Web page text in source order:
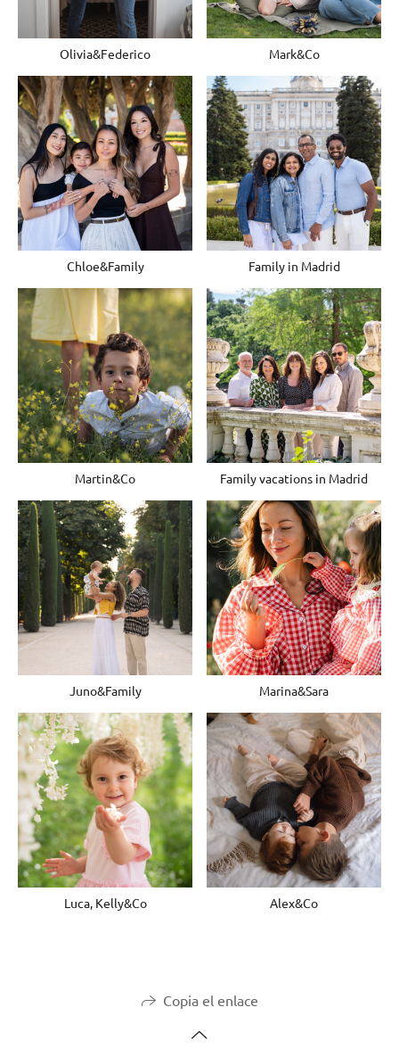
Olivia&Federico Mark&Co
Chloe&Family Family in Madrid
Martin&Co Family vacations in Madrid
Juno&Family Marina&Sara
Luca, Kelly&Co Alex&Co
Copia el enlace